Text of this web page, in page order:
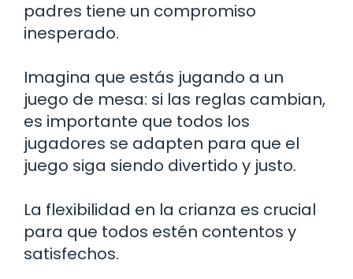
padres tiene un compromiso
inesperado.
Imagina que estás jugando a un
juego de mesa: si las reglas cambian,
es importante que todos los
jugadores se adapten para que el
juego siga siendo divertido y justo.
La flexibilidad en la crianza es crucial
para que todos estén contentos y
satisfechos.